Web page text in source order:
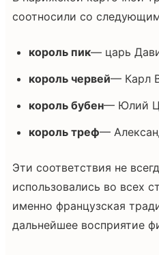
соотносили со
король пик— царь
король червей— Карл
король бубен— Юлий
король треф—
Эти соответствия не
использовались во всех
именно французская
дальнейшее восприятие